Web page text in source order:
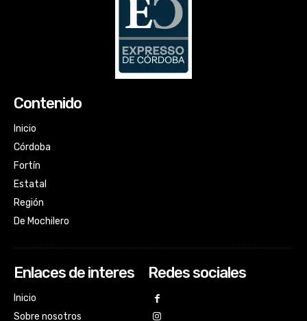
Contenido
Inicio
Córdoba
Fortín
Estatal
Región
De Mochilero
Enlaces de interes
Inicio
Sobre nosotros
Redes sociales